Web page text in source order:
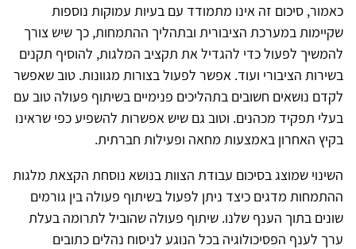
כאמור, סיכום זה אינו מתמודד עם בעיות עמוקות נוספות
שקיימות במערכת הציבורית ובתהליך ההתמחות, כך שיש צורך
להמשיך לפעול כדי להגדיל את תקציב המלגות, להוסיף תקנים
בשירות הציבורי ועוד. אפשר לפעול בצורות מגוונות. טוב שאפשר
לקדם נושאים חשובים בתהליכים פנימיים בשיתוף פעולה טוב עם
בעלי תפקיד מכהנים. וטוב גם שיש אפשרות להשפיע כפי שראינו
בקיץ האחרון באמצעות מחאה ופעילות חברתית.
השינוי שמוצג בסיכום עבודת הצוות בנושא נוסחת הקצאת מלגות
ההתמחות מדגים כיצד ניתן לפעול בשיתוף פעולה בין גורמים
שונים בתוך הענף שלנו. שיתוף פעולה שהוביל לתרומה בעלת
ערך לענף הפסיכולוגיה בכל הנוגע לניסוח נהלים כתובים